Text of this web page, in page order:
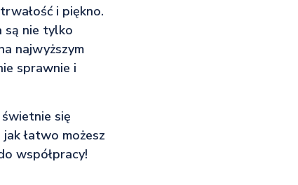
i piękno.
są nie tylko
najwyższym
sprawnie i
się
łatwo możesz
współpracy!